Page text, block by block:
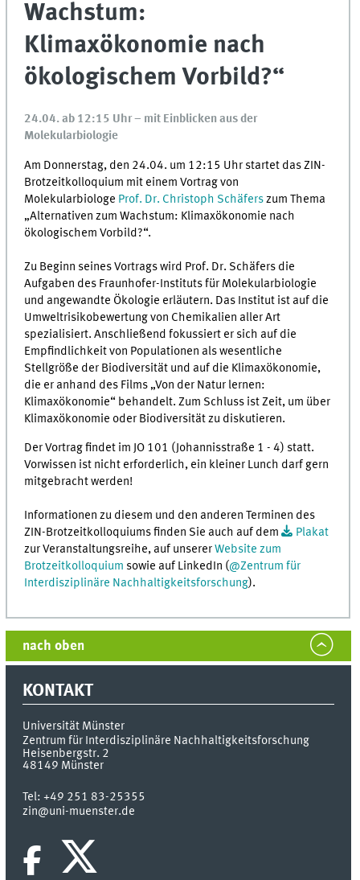
Wachstum:
Klimaxökonomie nach
ökologischem Vorbild?“
24.04. ab 12:15 Uhr – mit Einblicken aus der
Molekularbiologie
Am Donnerstag, den 24.04. um 12:15 Uhr startet das ZIN-
Brotzeitkolloquium mit einem Vortrag von
Molekularbiologe Prof. Dr. Christoph Schäferszum Thema
„Alternativen zum Wachstum: Klimaxökonomie nach
ökologischem Vorbild?“.
Zu Beginn seines Vortrags wird Prof. Dr. Schäfers die
Aufgaben des Fraunhofer-Instituts für Molekularbiologie
und angewandte Ökologie erläutern. Das Institut ist auf die
Umweltrisikobewertung von Chemikalien aller Art
spezialisiert. Anschließend fokussiert er sich auf die
Empfindlichkeit von Populationen als wesentliche
Stellgröße der Biodiversität und auf die Klimaxökonomie,
die er anhand des Films „Von der Natur lernen:
Klimaxökonomie“ behandelt. Zum Schluss ist Zeit, um über
Klimaxökonomie oder Biodiversität zu diskutieren.
Der Vortrag findet im JO 101 (Johannisstraße 1 - 4) statt.
Vorwissen ist nicht erforderlich, ein kleiner Lunch darf gern
mitgebracht werden!
Informationen zu diesem und den anderen Terminen des
ZIN-Brotzeitkolloquiums finden Sie auch auf dem
Plakat
zur Veranstaltungsreihe, auf unsererWebsite zum
Brotzeitkolloquium sowie auf LinkedIn (@Zentrum für
Interdisziplinäre Nachhaltigkeitsforschung).
nach oben
KONTAKT
Universität Münster
Zentrum für Interdisziplinäre Nachhaltigkeitsforschung
Heisenbergstr. 2
48149 Münster
Tel:+49 251 83-25355
zin@uni-muenster.de